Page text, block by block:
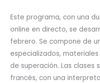
Este programa, con una
online en directo, se
febrero. Se compone de
especializados,
de superación. Las clases
francés, con una